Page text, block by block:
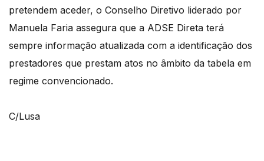
pretendem aceder, o Conselho Diretivo liderado por
Manuela Faria assegura que a ADSE Direta terá
sempre informação atualizada com a identificação dos
prestadores que prestam atos no âmbito da tabela em
regime convencionado.
C/Lusa